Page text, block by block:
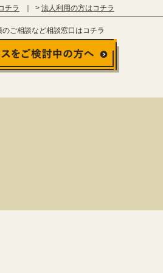
チラ 法人利用の方はコチラ
のご相談など相談窓口はコチラ